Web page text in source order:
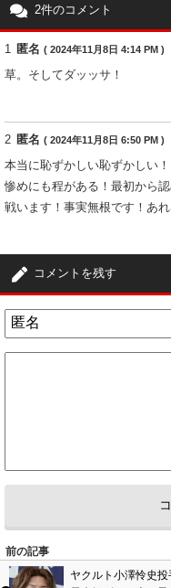
2件のコメント
1 匿名 ( 2024年11月8日 4:14 PM )
草。そしてダッッサ！
2 匿名 ( 2024年11月8日 6:50 PM )
本当に恥ずかしい恥ずかしい！
惨めにも程がある！最初から
戦います！事実無根です！あ
コメントを残す
前の記事
ヤクルト小澤怜史投